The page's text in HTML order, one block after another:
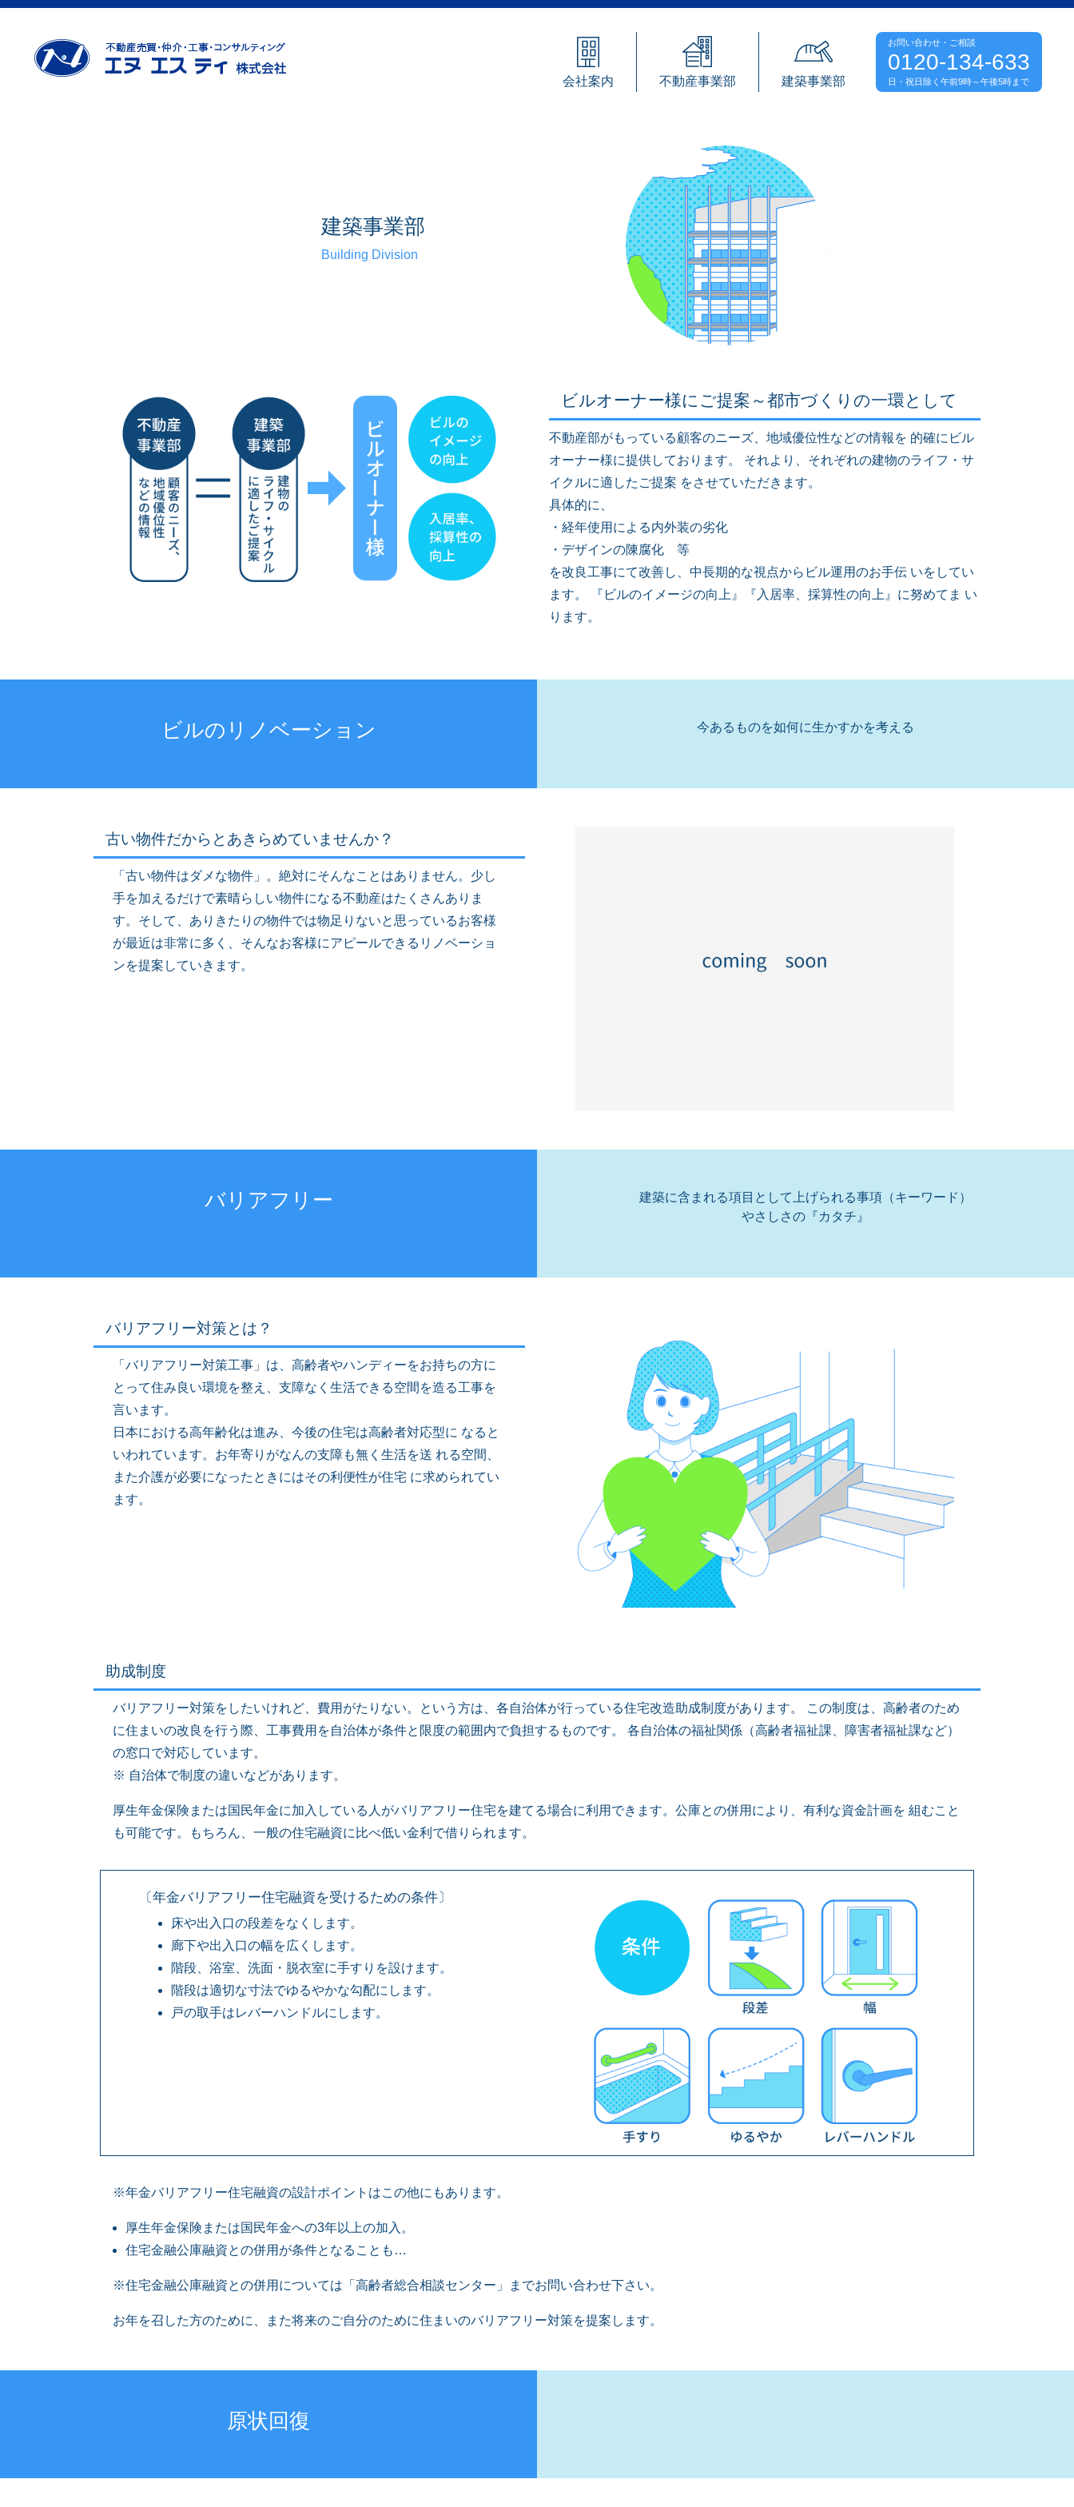
会社案内 不動産事業部 建築事業部
お問い合わせ・ご相談
0120-134-633
日・祝日除く午前9時～午後5時まで
建築事業部
Building Division
ビルオーナー様にご提案～都市づくりの一環として
不動産部がもっている顧客のニーズ、地域優位性などの情報を 的確にビル
オーナー様に提供しております。 それより、それぞれの建物のライフ・サ
イクルに適したご提案 をさせていただきます。
具体的に、
・経年使用による内外装の劣化
・デザインの陳腐化 等
を改良工事にて改善し、中長期的な視点からビル運用のお手伝 いをしてい
ます。 『ビルのイメージの向上』『入居率、採算性の向上』に努めてま い
ります。
ビルのリノベーション 今あるものを如何に生かすかを考える
古い物件だからとあきらめていませんか？
「古い物件はダメな物件」。絶対にそんなことはありません。少し
手を加えるだけで素晴らしい物件になる不動産はたくさんありま
す。そして、ありきたりの物件では物足りないと思っているお客様
が最近は非常に多く、そんなお客様にアピールできるリノベーショ
ンを提案していきます。
バリアフリー
建築に含まれる項目として上げられる事項（キーワード）
やさしさの『カタチ』
バリアフリー対策とは？
「バリアフリー対策工事」は、高齢者やハンディーをお持ちの方に
とって住み良い環境を整え、支障なく生活できる空間を造る工事を
言います。
日本における高年齢化は進み、今後の住宅は高齢者対応型に なると
いわれています。お年寄りがなんの支障も無く生活を送 れる空間、
また介護が必要になったときにはその利便性が住宅 に求められてい
ます。
助成制度
バリアフリー対策をしたいけれど、費用がたりない。という方は、各自治体が行っている住宅改造助成制度があります。 この制度は、高齢者のため
に住まいの改良を行う際、工事費用を自治体が条件と限度の範囲内で負担するものです。 各自治体の福祉関係（高齢者福祉課、障害者福祉課など）
の窓口で対応しています。
※ 自治体で制度の違いなどがあります。
厚生年金保険または国民年金に加入している人がバリアフリー住宅を建てる場合に利用できます。公庫との併用により、有利な資金計画を 組むこと
も可能です。もちろん、一般の住宅融資に比べ低い金利で借りられます。
〔年金バリアフリー住宅融資を受けるための条件〕
床や出入口の段差をなくします。
廊下や出入口の幅を広くします。
階段、浴室、洗面・脱衣室に手すりを設けます。
階段は適切な寸法でゆるやかな勾配にします。
戸の取手はレバーハンドルにします。
※年金バリアフリー住宅融資の設計ポイントはこの他にもあります。
厚生年金保険または国民年金への3年以上の加入。
住宅金融公庫融資との併用が条件となることも…
※住宅金融公庫融資との併用については「高齢者総合相談センター」までお問い合わせ下さい。
お年を召した方のために、また将来のご自分のために住まいのバリアフリー対策を提案します。
原状回復